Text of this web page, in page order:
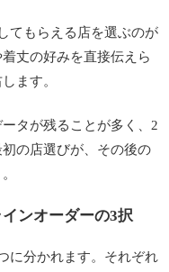
はありますか
ツを作るなら
てもらえる店を選ぶのが
丈の好みを直接伝えら
ます。
タが残ることが多く、2
の店選びが、その後の
ンオーダーの3択
に分かれます。それぞれ